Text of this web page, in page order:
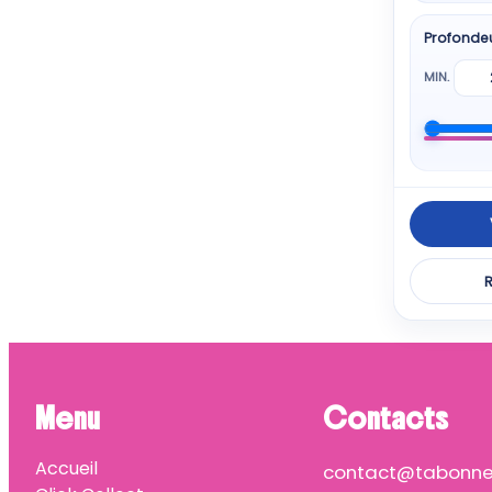
MIN.
Menu
Accueil
Contacts